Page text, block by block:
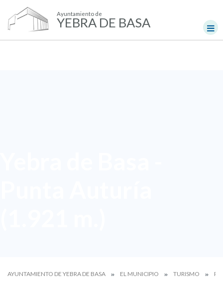
Ayuntamiento de
YEBRA DE BASA
AYUNTAMIENTO DE YEBRA DE BASA EL MUNICIPIO TURISMO